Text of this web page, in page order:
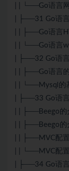
| | └──Go语言
| ├──31 Go语
| | ├──Go语言
| | └──Go语言
| ├──32 Go语
| | ├──Go语言
| | └──Mysql的
| ├──33 Go语
| | ├──Beego
| | ├──Beego
| | ├──MVC配
| | └──MVC配
| ├──34 Go语